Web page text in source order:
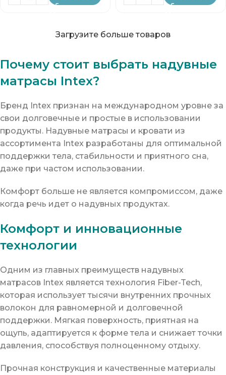
Загрузите больше товаров
Почему стоит выбрать надувные
матрасы Intex?
Бренд Intex признан на международном уровне за
свои долговечные и простые в использовании
продукты. Надувные матрасы и кровати из
ассортимента Intex разработаны для оптимальной
поддержки тела, стабильности и приятного сна,
даже при частом использовании.
Комфорт больше не является компромиссом, даже
когда речь идет о надувных продуктах.
Комфорт и инновационные
технологии
Одним из главных преимуществ надувных
матрасов Intex является технология Fiber-Tech,
которая использует тысячи внутренних прочных
волокон для равномерной и долговечной
поддержки. Мягкая поверхность, приятная на
ощупь, адаптируется к форме тела и снижает точки
давления, способствуя полноценному отдыху.
Прочная конструкция и качественные материалы